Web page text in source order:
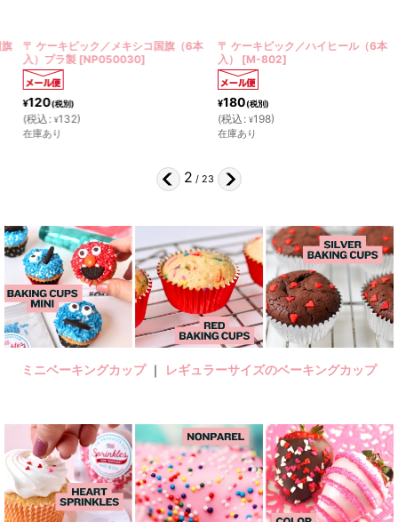
〒 ケーキピック／メキシコ国旗（6本
入）プラ製 [NP050030]
120(税別)
税込: ¥132)
在庫あり
〒 ケーキピック／ハイヒール（6本
入） [ M-802]
180(税別)
税込: ¥198)
在庫あり
2 / 23
ミニベーキングカップ｜ レギュラーサイズのベーキングカップ